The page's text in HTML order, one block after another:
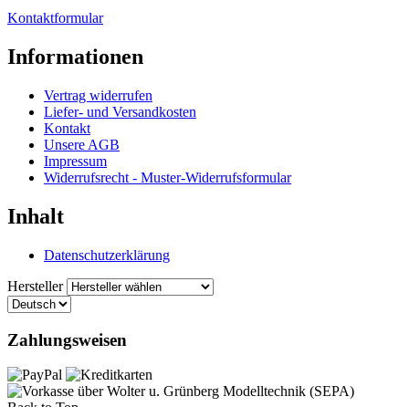
Kontaktformular
Informationen
Vertrag widerrufen
Liefer- und Versandkosten
Kontakt
Unsere AGB
Impressum
Widerrufsrecht - Muster-Widerrufsformular
Inhalt
Datenschutzerklärung
Hersteller
Zahlungsweisen